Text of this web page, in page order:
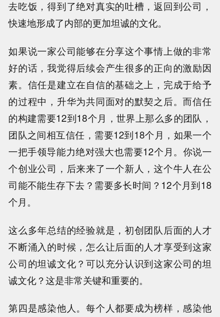
去吃饭，得到了绝对真实的吐槽，返回到公司，
快速地形成了内部的更加坦诚的文化。
如果说一家公司能够在分享这个事情上做的非常
好的话，我觉得后续会产生很多的正向的激励因
素。信任是建立在自信的基础之上，完成于给予
的过程中，升华为共同面对的默契之后。而信任
的构建需要12到18个月，世界上那么多的团队，
团队之间相互信任，需要12到18个月，如果一个
一把手领导能力绝对强大也需要12个月。你说一
个创业公司，后来来了一个新人，这个牛人在公
司能不能生存下去？需要多长时间？12个月到18
个月。
这么多年总结的经验就是，初创团队后面的人才
不断涌入的时候，怎么让后面的人才享受到这家
公司的坦诚文化？可以充分认识到这家公司的坦
诚文化？这是非常关键和重要的。
第四是感染他人。每个人都要成为榜样，感染他